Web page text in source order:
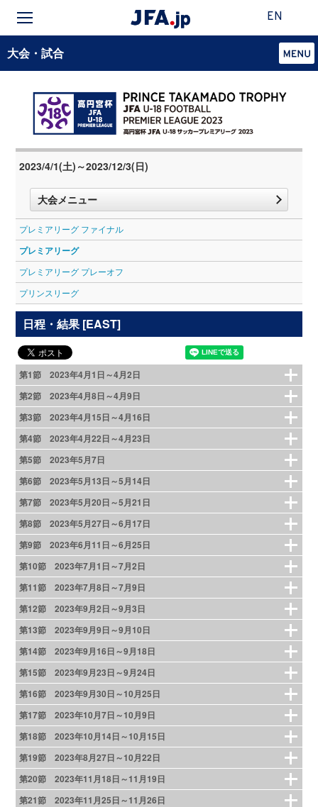
EN
大会・試合
2023/4/1(土)～2023/12/3(日)
大会メニュー
プレミアリーグ ファイナル
プレミアリーグ
プレミアリーグ プレーオフ
プリンスリーグ
日程・結果 [EAST]
第1節 2023年4月1日～4月2日
第2節 2023年4月8日～4月9日
第3節 2023年4月15日～4月16日
第4節 2023年4月22日～4月23日
第5節 2023年5月7日
第6節 2023年5月13日～5月14日
第7節 2023年5月20日～5月21日
第8節 2023年5月27日～6月17日
第9節 2023年6月11日～6月25日
第10節 2023年7月1日～7月2日
第11節 2023年7月8日～7月9日
第12節 2023年9月2日～9月3日
第13節 2023年9月9日～9月10日
第14節 2023年9月16日～9月18日
第15節 2023年9月23日～9月24日
第16節 2023年9月30日～10月25日
第17節 2023年10月7日～10月9日
第18節 2023年10月14日～10月15日
第19節 2023年8月27日～10月22日
第20節 2023年11月18日～11月19日
第21節 2023年11月25日～11月26日